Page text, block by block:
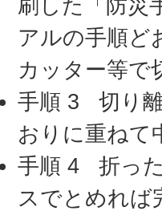
刷した「防災
アルの手順ど
カッター等で
手順 3 切り
おりに重ねて
手順 4 折っ
スでとめれば